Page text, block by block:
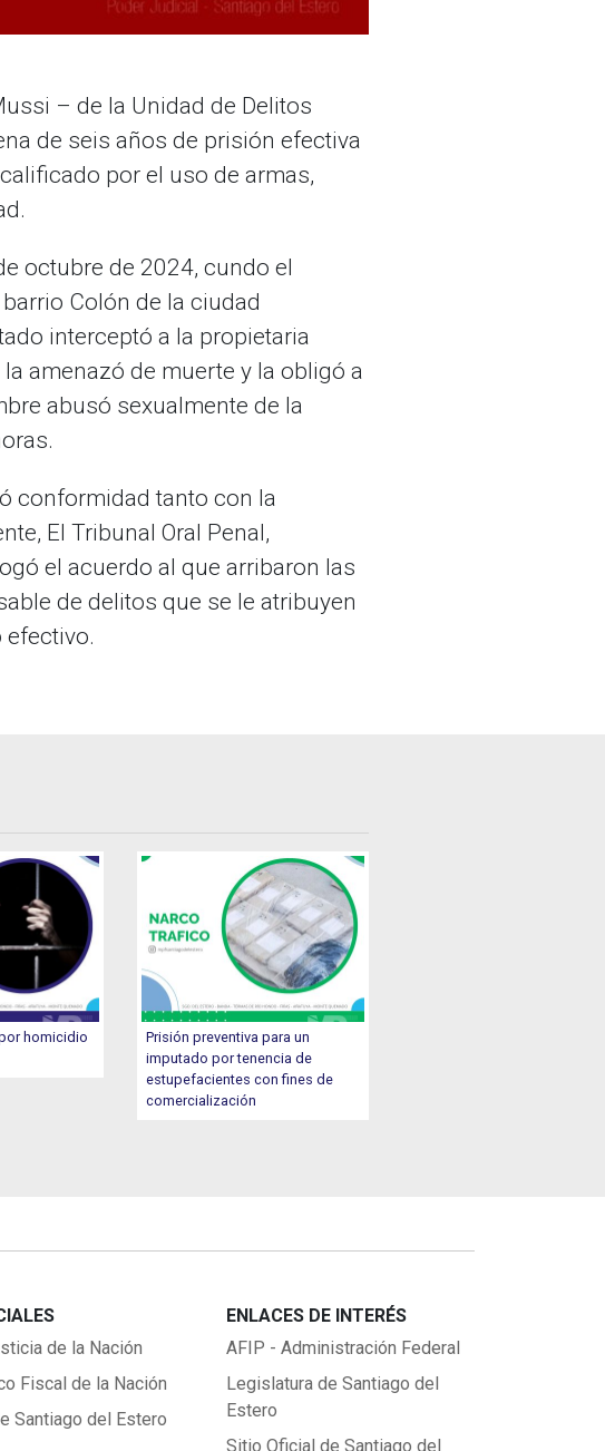
– de la Unidad de Delitos
de seis años de prisión efectiva
por el uso de armas,
octubre de 2024, cundo el
Colón de la ciudad
interceptó a la propietaria
la amenazó de muerte y la obligó a
abusó sexualmente de la
conformidad tanto con la
El Tribunal Oral Penal,
el acuerdo al que arribaron las
de delitos que se le atribuyen
efectivo.
homicidio
Prisión preventiva para un
imputado por tenencia de
estupefacientes con fines de
comercialización
de la Nación
Fiscal de la Nación
Santiago del Estero
ENLACES DE INTERÉS
AFIP - Administración Federal
Legislatura de Santiago del
Estero
Sitio Oficial de Santiago del